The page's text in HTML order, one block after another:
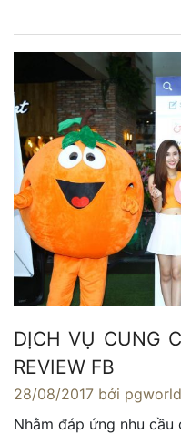
DỊCH VỤ CUNG
REVIEW FB
28/08/2017 bởi pgworld
Nhằm đáp ứng nhu cầu